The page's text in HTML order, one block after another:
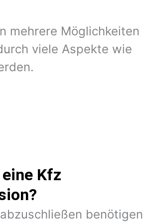
mehrere Möglichkeiten
viele Aspekte wie
Kfz
benötigen